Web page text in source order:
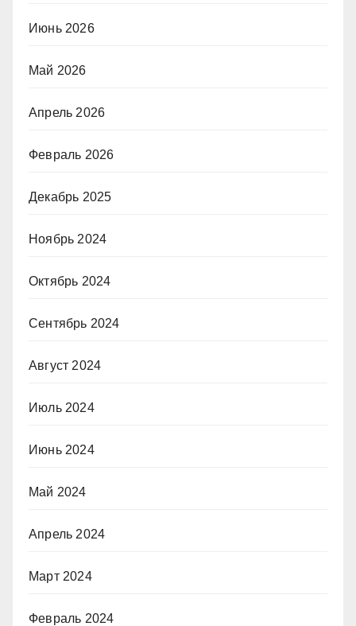
Июнь 2026
Май 2026
Апрель 2026
Февраль 2026
Декабрь 2025
Ноябрь 2024
Октябрь 2024
Сентябрь 2024
Август 2024
Июль 2024
Июнь 2024
Май 2024
Апрель 2024
Март 2024
Февраль 2024